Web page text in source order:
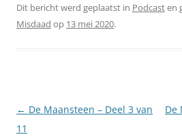
Dit bericht werd geplaatst in Podcasten
Misdaad op 13 mei 2020.
Berichtnavigatie
← De Maansteen – Deel 3 van
11
De